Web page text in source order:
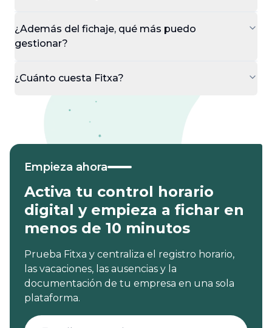
¿Además del fichaje, qué más puedo
gestionar?
¿Cuánto cuesta Fitxa?
Empieza ahora
Activa tu control horario
digital y empieza a fichar en
menos de 10 minutos
Prueba Fitxa y centraliza el registro horario,
las vacaciones, las ausencias y la
documentación de tu empresa en una sola
plataforma.